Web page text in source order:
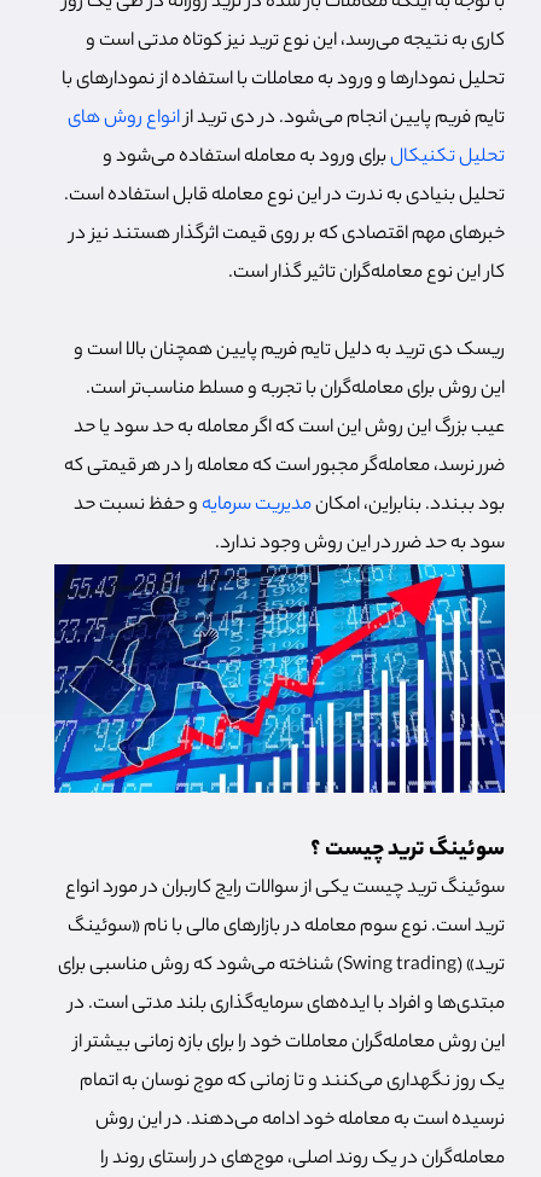
کاری به نتیجه می‌رسد، این نوع ترید نیز کوتاه مدتی است و
تحلیل نمودارها و ورود به معاملات با استفاده از نمودارهای با
تایم فریم پایین انجام می‌شود. در دی ترید ازانواع روش های
تحلیل تکنیکالبرای ورود به معامله استفاده می‌شود و
تحلیل بنیادی به ندرت در این نوع معامله قابل استفاده است.
خبرهای مهم اقتصادی که بر روی قیمت اثرگذار هستند نیز در
کار این نوع معامله‌گران تاثیر گذار است.
ریسک دی ترید به دلیل تایم فریم پایین همچنان بالا است و
این روش برای معامله‌گران با تجربه و مسلط مناسب‌تر است.
عیب بزرگ این روش این است که اگر معامله به حد سود یا حد
ضرر نرسد، معامله‌گر مجبور است که معامله را در هر قیمتی که
بود ببندد. بنابراین، امکانمدیریت سرمایه و حفظ نسبت حد
سود به حد ضرر در این روش وجود ندارد.
سوئینگ ترید چیست ؟
سوئینگ ترید چیست یکی از سوالات رایج کاربران در مورد انواع
ترید است. نوع سوم معامله در بازارهای مالی با نام «سوئینگ
ترید» (Swing trading) شناخته می‌شود که روش مناسبی برای
مبتدی‌ها و افراد با ایده‌های سرمایه‌گذاری بلند مدتی است. در
این روش معامله‌گران معاملات خود را برای بازه زمانی بیشتر از
یک روز نگهداری می‌کنند و تا زمانی که موج نوسان به اتمام
نرسیده است به معامله خود ادامه می‌دهند. در این روش
معامله‌گران در یک روند اصلی، موج‌های در راستای روند را